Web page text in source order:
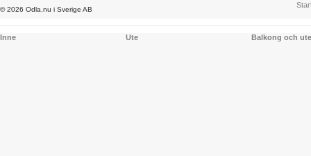
© 2026 Odla.nu i Sverige AB
Inne Ute Balkong och